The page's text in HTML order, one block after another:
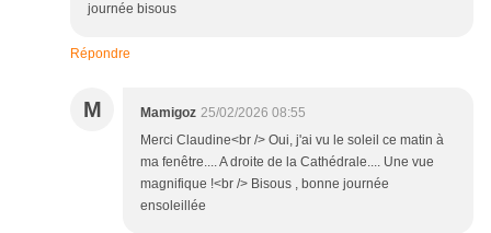
journée bisous
Répondre
M Mamigoz 25/02/2026 08:55
Merci Claudine<br /> Oui, j'ai vu le soleil ce matin à
ma fenêtre.... A droite de la Cathédrale.... Une vue
magnifique !<br /> Bisous , bonne journée
ensoleillée